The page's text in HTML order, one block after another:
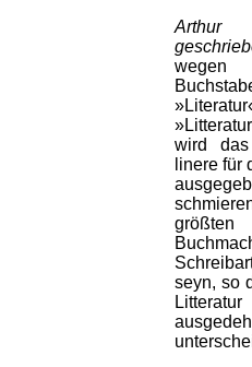
Arthur
wird
linere für
größten
seyn, so